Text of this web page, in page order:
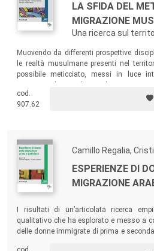
LA SFIDA DEL
MIGRAZIONE
Una ricerca sul
Muovendo da differenti prospettive
le realtà musulmane presenti nel
possibile meticciato, messi in luce
realtà organizzate (islamiche e non) sulle
rendono percorribile l’incontro culturale e
cod.
907.62
Camillo Regalia,
ESPERIENZE DI
MIGRAZIONE
I risultati di un’articolata ricerca
qualitativo che ha esplorato e messo a
delle donne immigrate di prima e